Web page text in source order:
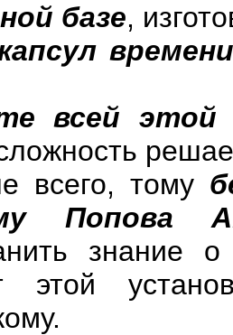
базе,
всей этой
всего, тому
Попова
знание
этой